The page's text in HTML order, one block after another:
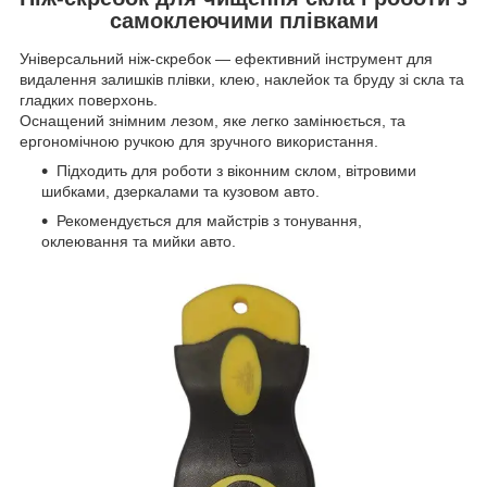
самоклеючими плівками
Універсальний ніж-скребок — ефективний інструмент для
видалення залишків плівки, клею, наклейок та бруду зі скла та
гладких поверхонь.
Оснащений знімним лезом, яке легко замінюється, та
ергономічною ручкою для зручного використання.
Підходить для роботи з віконним склом, вітровими
шибками, дзеркалами та кузовом авто.
Рекомендується для майстрів з тонування,
оклеювання та мийки авто.